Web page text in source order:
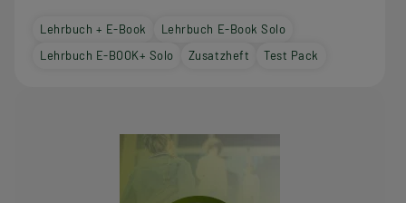
Lehrbuch + E-Book
Lehrbuch E-Book Solo
Lehrbuch E-BOOK+ Solo
Zusatzheft Test Pack